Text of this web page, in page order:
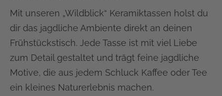
Mit unseren „Wildblick“ Keramiktassen holst du
dir das jagdliche Ambiente direkt an deinen
Frühstückstisch. Jede Tasse ist mit viel Liebe
zum Detail gestaltet und trägt feine jagdliche
Motive, die aus jedem Schluck Kaffee oder Tee
ein kleines Naturerlebnis machen.